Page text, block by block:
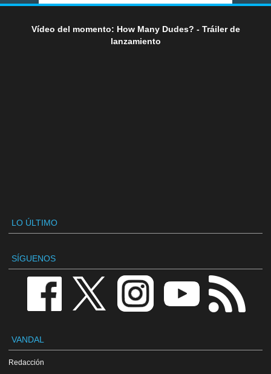
Vídeo del momento: How Many Dudes? - Tráiler de
lanzamiento
LO ÚLTIMO
SÍGUENOS
VANDAL
Redacción